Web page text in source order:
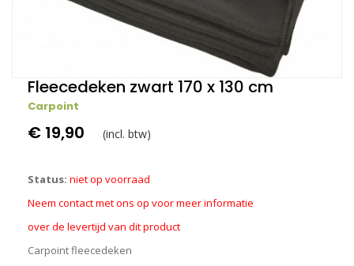
Fleecedeken zwart 170 x 130 cm
Carpoint
€ 19,90 (incl. btw)
Status: niet op voorraad
Neem contact met ons op voor meer informatie
over de levertijd van dit product
Carpoint fleecedeken